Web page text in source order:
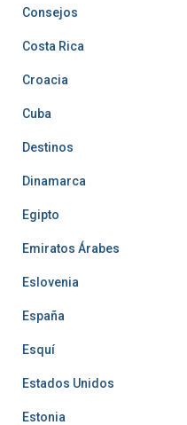
Consejos
Costa Rica
Croacia
Cuba
Destinos
Dinamarca
Egipto
Emiratos Árabes
Eslovenia
España
Esquí
Estados Unidos
Estonia